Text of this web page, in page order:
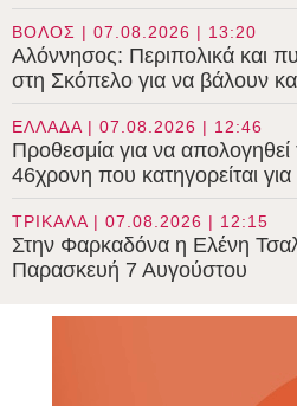
ΒΟΛΟΣ | 07.08.2026 | 13:20
Αλόννησος: Περιπολικά και
στη Σκόπελο για να βάλουν
ΕΛΛΑΔΑ | 07.08.2026 | 12:46
Προθεσμία για να απολογηθεί
46χρονη που κατηγορείται
ΤΡΙΚΑΛΑ | 07.08.2026 | 12:15
Στην Φαρκαδόνα η Ελένη
Παρασκευή 7 Αυγούστου